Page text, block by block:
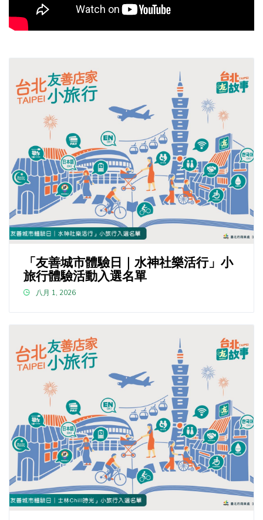
「友善城市體驗日｜水神社樂活行」小
旅行體驗活動入選名單
八月 1, 2026